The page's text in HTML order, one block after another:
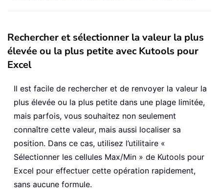
Rechercher et sélectionner la valeur la plus
élevée ou la plus petite avec Kutools pour
Excel
Il est facile de rechercher et de renvoyer la valeur la
plus élevée ou la plus petite dans une plage limitée,
mais parfois, vous souhaitez non seulement
connaître cette valeur, mais aussi localiser sa
position. Dans ce cas, utilisez l’utilitaire «
Sélectionner les cellules Max/Min » de Kutools pour
Excel pour effectuer cette opération rapidement,
sans aucune formule.